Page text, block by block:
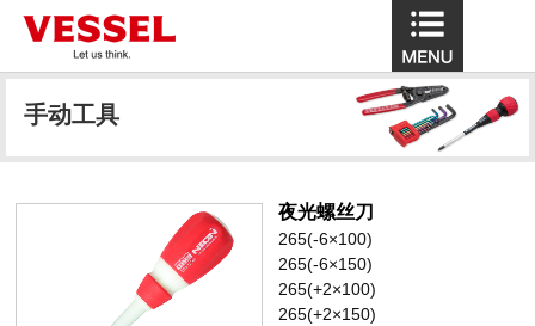
手动工具
夜光螺丝刀
265(-6×100)
265(-6×150)
265(+2×100)
265(+2×150)